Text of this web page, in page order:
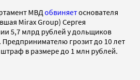
МВД обвиняетоснователя
Mirax Group) Сергея
5,7 млрд рублей у дольщиков
Предпринимателю грозит до 10 лет
в размере до 1 млн рублей.